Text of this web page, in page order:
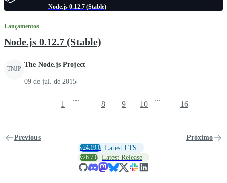
Node.js 0.12.7 (Stable)
Lançamentos
Node.js 0.12.7 (Stable)
TNJP
The Node.js Project
09 de jul. de 2015
Previous
1
...
8 9 10
...
16
Próximo
v24.19.0 Latest LTS
v26.7.0 Latest Release